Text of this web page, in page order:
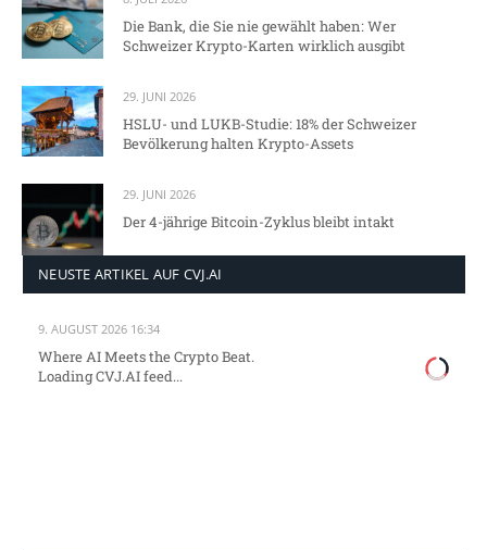
Die Bank, die Sie nie gewählt haben: Wer
Schweizer Krypto-Karten wirklich ausgibt
29. JUNI 2026
HSLU- und LUKB-Studie: 18% der Schweizer
Bevölkerung halten Krypto-Assets
29. JUNI 2026
Der 4-jährige Bitcoin-Zyklus bleibt intakt
NEUSTE ARTIKEL AUF CVJ.AI
9. AUGUST 2026 16:34
Where AI Meets the Crypto Beat.
Loading CVJ.AI feed...